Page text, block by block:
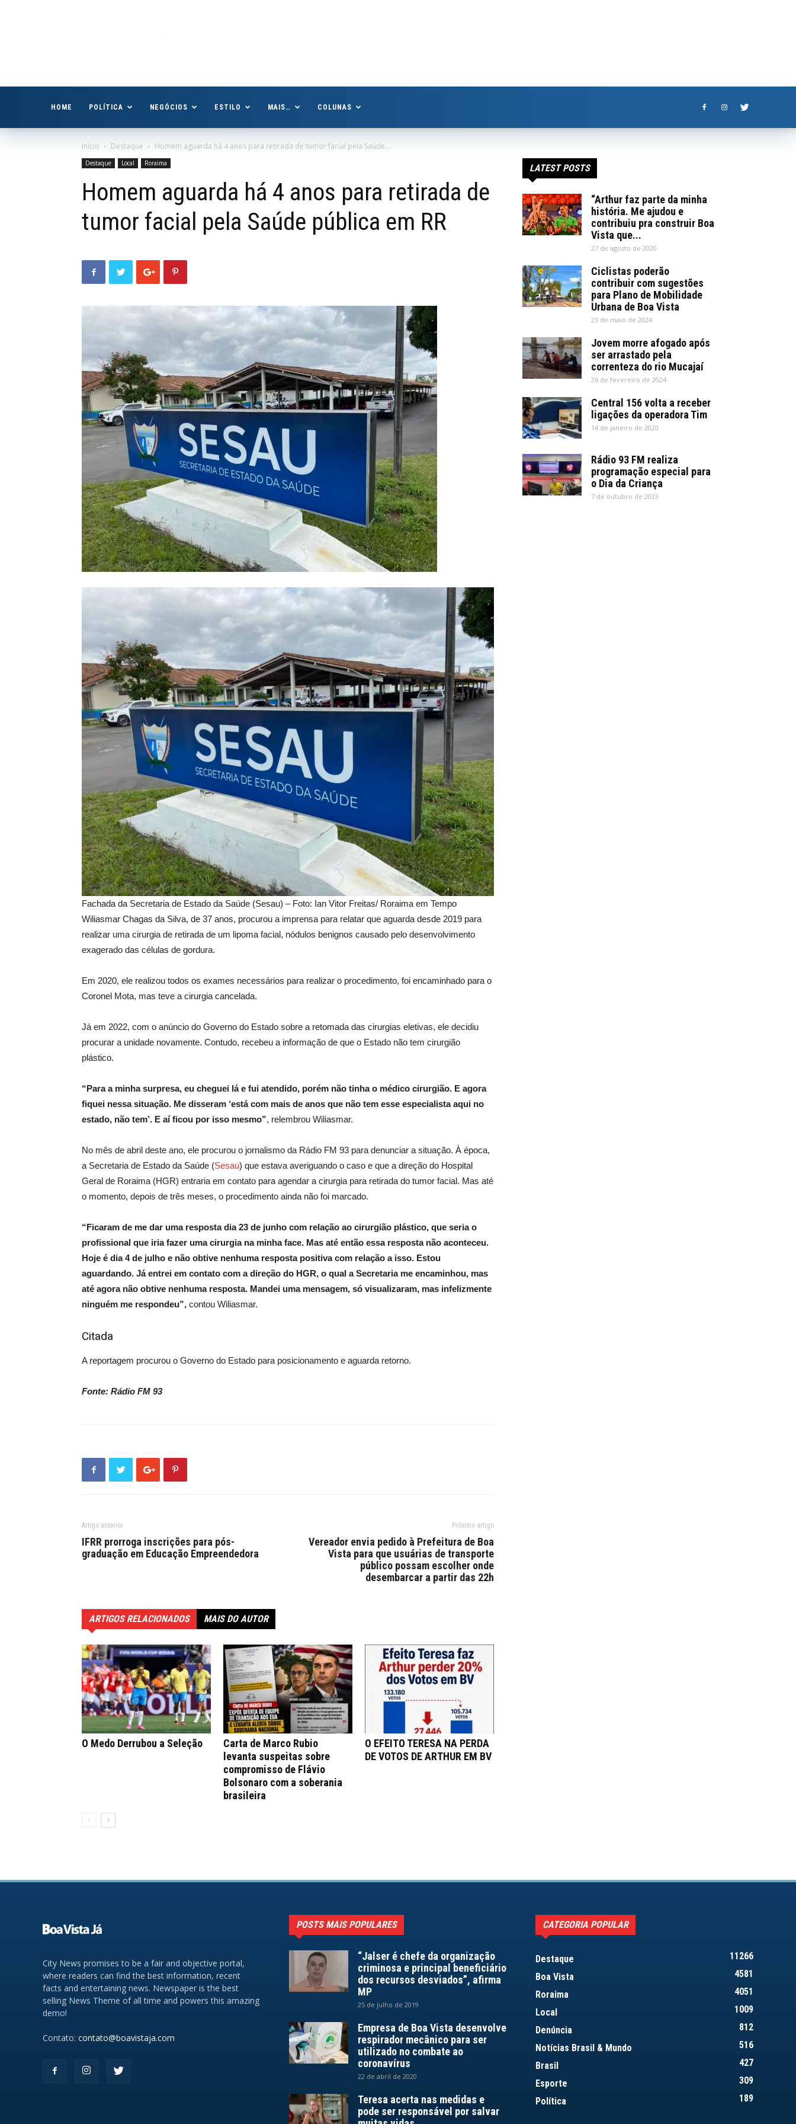
HOME POLÍTICA NEGÓCIOS ESTILO MAIS… COLUNAS
Início Destaque Homem aguarda há 4 anos para retirada de tumor facial pela Saúde...
Destaque Local Roraima
Homem aguarda há 4 anos para retirada de
tumor facial pela Saúde pública em RR
Fachada da Secretaria de Estado da Saúde (Sesau) – Foto: Ian Vitor Freitas/ Roraima em Tempo
Wiliasmar Chagas da Silva, de 37 anos, procurou a imprensa para relatar que aguarda desde 2019 para
realizar uma cirurgia de retirada de um lipoma facial, nódulos benignos causado pelo desenvolvimento
exagerado das células de gordura.
Em 2020, ele realizou todos os exames necessários para realizar o procedimento, foi encaminhado para o
Coronel Mota, mas teve a cirurgia cancelada.
Já em 2022, com o anúncio do Governo do Estado sobre a retomada das cirurgias eletivas, ele decidiu
procurar a unidade novamente. Contudo, recebeu a informação de que o Estado não tem cirurgião
plástico.
“Para a minha surpresa, eu cheguei lá e fui atendido, porém não tinha o médico cirurgião. E agora
fiquei nessa situação. Me disseram ‘está com mais de anos que não tem esse especialista aqui no
estado, não tem’. E aí ficou por isso mesmo”, relembrou Wiliasmar.
No mês de abril deste ano, ele procurou o jornalismo da Rádio FM 93 para denunciar a situação. À época,
a Secretaria de Estado da Saúde (Sesau) que estava averiguando o caso e que a direção do Hospital
Geral de Roraima (HGR) entraria em contato para agendar a cirurgia para retirada do tumor facial. Mas até
o momento, depois de três meses, o procedimento ainda não foi marcado.
“Ficaram de me dar uma resposta dia 23 de junho com relação ao cirurgião plástico, que seria o
profissional que iria fazer uma cirurgia na minha face. Mas até então essa resposta não aconteceu.
Hoje é dia 4 de julho e não obtive nenhuma resposta positiva com relação a isso. Estou
aguardando. Já entrei em contato com a direção do HGR, o qual a Secretaria me encaminhou, mas
até agora não obtive nenhuma resposta. Mandei uma mensagem, só visualizaram, mas infelizmente
ninguém me respondeu”, contou Wiliasmar.
Citada
A reportagem procurou o Governo do Estado para posicionamento e aguarda retorno.
Fonte: Rádio FM 93
Artigo anterior
IFRR prorroga inscrições para pós-
graduação em Educação Empreendedora
Próximo artigo
Vereador envia pedido à Prefeitura de Boa
Vista para que usuárias de transporte
público possam escolher onde
desembarcar a partir das 22h
ARTIGOS RELACIONADOS MAIS DO AUTOR
O Medo Derrubou a Seleção
Carta de Marco Rubio
levanta suspeitas sobre
compromisso de Flávio
Bolsonaro com a soberania
brasileira
O EFEITO TERESA NA PERDA
DE VOTOS DE ARTHUR EM BV
LATEST POSTS
“Arthur faz parte da minha
história. Me ajudou e
contribuiu pra construir Boa
Vista que...
27 de agosto de 2020
Ciclistas poderão
contribuir com sugestões
para Plano de Mobilidade
Urbana de Boa Vista
23 de maio de 2024
Jovem morre afogado após
ser arrastado pela
correnteza do rio Mucajaí
26 de fevereiro de 2024
Central 156 volta a receber
ligações da operadora Tim
14 de janeiro de 2020
Rádio 93 FM realiza
programação especial para
o Dia da Criança
7 de outubro de 2023
City News promises to be a fair and objective portal,
where readers can find the best information, recent
facts and entertaining news. Newspaper is the best
selling News Theme of all time and powers this amazing
demo!
Contato: contato@boavistaja.com
POSTS MAIS POPULARES
“Jalser é chefe da organização
criminosa e principal beneficiário
dos recursos desviados”, afirma
MP
25 de julho de 2019
Empresa de Boa Vista desenvolve
respirador mecânico para ser
utilizado no combate ao
coronavírus
22 de abril de 2020
Teresa acerta nas medidas e
pode ser responsável por salvar
CATEGORIA POPULAR
Destaque
11266
Boa Vista
4581
Roraima
4051
Local
1009
Denúncia
812
Notícias Brasil & Mundo
516
Brasil
427
Esporte
309
Política
189